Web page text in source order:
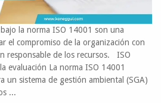
la norma ISO 14001 son una
el compromiso de la organización con
responsable de los recursos. ISO
evaluación La norma ISO 14001
un sistema de gestión ambiental (SGA)
...